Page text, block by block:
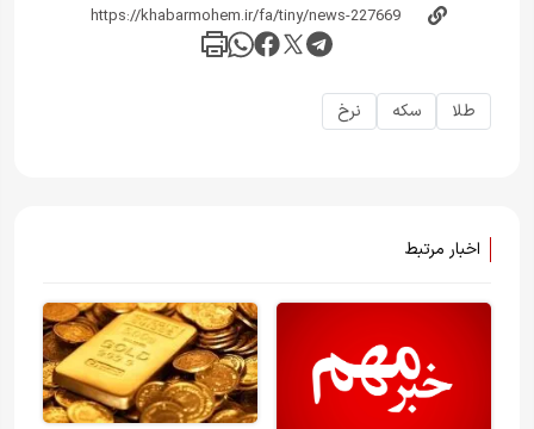
طلا سکه نرخ
اخبار مرتبط